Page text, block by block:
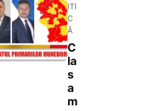
ITI
C
Ă
C
la
s
a
m